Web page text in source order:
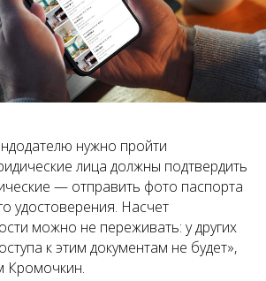
нужно пройти
лица должны подтвердить
— отправить фото паспорта
удостоверения. Насчет
можно не переживать: у других
к этим документам не будет»,
Кромочкин.